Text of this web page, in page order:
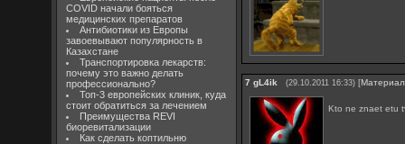
COVID начали бояться
медицинских препаратов
Антибиотики из Европы
завоевывают популярность в
Казахстане
Транспортировка лекарств:
почему это важно делать
профессионально?
Топ-3 европейских клиник, куда
стоит обратиться за лечением
Преимущества REVI
биоревитализации
Как сделать коптильню
7 gL4ik (29.10.2011 16:33) [Материал
Kto ne znaet etu